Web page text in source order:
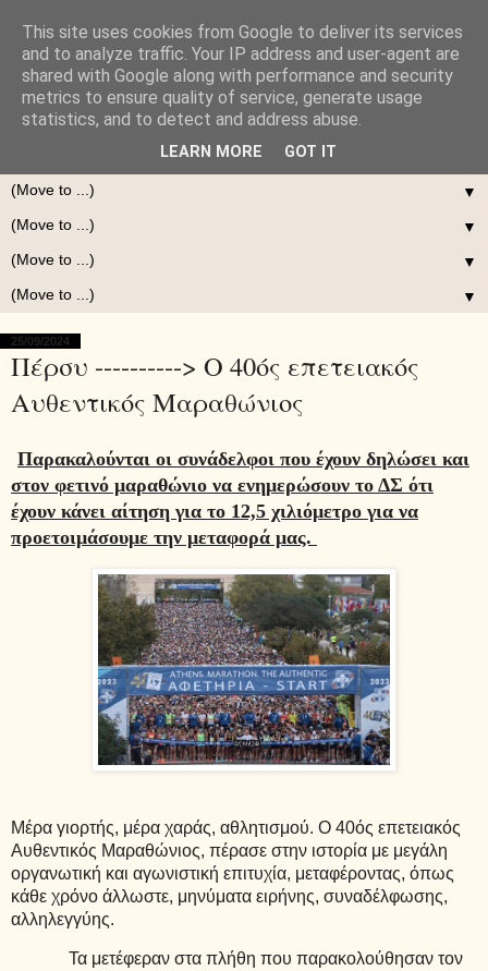
▼
▼
▼
▼
25/09/2024
Πέρσυ ----------> Ο 40ός επετειακός
Αυθεντικός Μαραθώνιος
Παρακαλούνται οι συνάδελφοι που έχουν δηλώσει και
στον φετινό μαραθώνιο να ενημερώσουν το ΔΣ ότι
έχουν κάνει αίτηση για το 12,5 χιλιόμετρο για να
προετοιμάσουμε την μεταφορά μας.
Μέρα γιορτής, μέρα χαράς, αθλητισμού. Ο 40ός επετειακός
Αυθεντικός Μαραθώνιος, πέρασε στην ιστορία με μεγάλη
οργανωτική και αγωνιστική επιτυχία, μεταφέροντας, όπως
κάθε χρόνο άλλωστε, μηνύματα ειρήνης, συναδέλφωσης,
αλληλεγγύης.
Τα μετέφεραν στα πλήθη που παρακολούθησαν τον
This site uses cookies from Google to deliver its services
and to analyze traffic. Your IP address and user-agent are
shared with Google along with performance and security
metrics to ensure quality of service, generate usage
statistics, and to detect and address abuse.
LEARN MORE GOT IT